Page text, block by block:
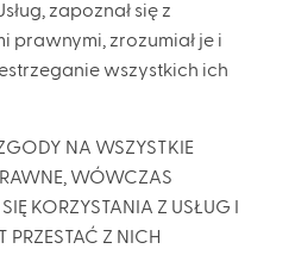
zapoznał się z
prawnymi, zrozumiał je i
wszystkich ich
NA WSZYSTKIE
WÓWCZAS
KORZYSTANIA Z USŁUG I
PRZESTAĆ Z NICH